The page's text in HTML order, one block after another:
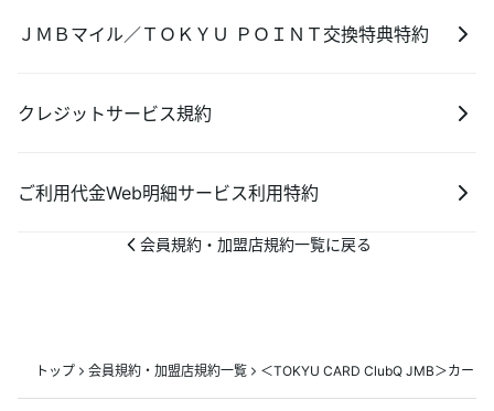
ＪＭＢマイル／ＴＯＫＹＵ ＰＯＩＮＴ交換特典特約
クレジットサービス規約
ご利用代金Web明細サービス利用特約
会員規約・加盟店規約一覧に戻る
トップ 会員規約・加盟店規約一覧 ＜TOKYU CARD ClubQ JMB＞カード